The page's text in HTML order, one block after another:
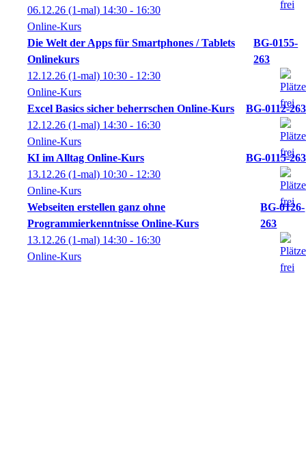
06.12.26 (1-mal) 14:30 - 16:30
Online-Kurs
Die Welt der Apps für Smartphones / Tablets
Onlinekurs
BG-0155-
263
12.12.26 (1-mal) 10:30 - 12:30
Online-Kurs
Excel Basics sicher beherrschen Online-Kurs
BG-0112-263
12.12.26 (1-mal) 14:30 - 16:30
Online-Kurs
KI im Alltag Online-Kurs
BG-0115-263
13.12.26 (1-mal) 10:30 - 12:30
Online-Kurs
Webseiten erstellen ganz ohne
Programmierkenntnisse Online-Kurs
BG-0126-
263
13.12.26 (1-mal) 14:30 - 16:30
Online-Kurs